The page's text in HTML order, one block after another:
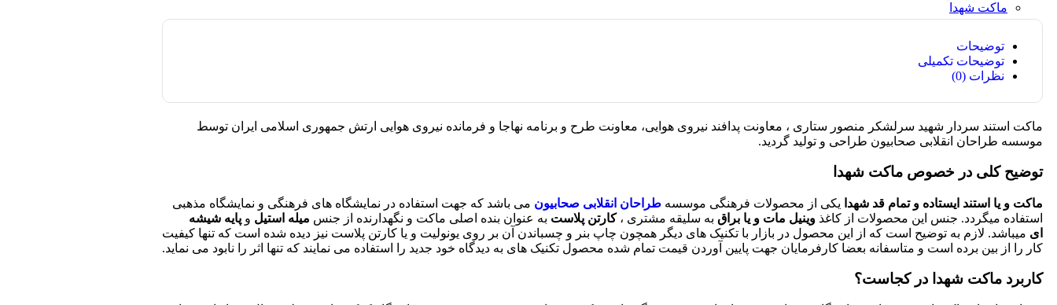
ماکت شهدا
توضیحات
توضیحات تکمیلی
نظرات (0)
ماکت استند سردار شهید سرلشکر منصور ستاری ، معاونت پدافند نیروی هوایی، معاونت طرح و برنامه نهاجا و فرمانده نیروی هوایی ارتش جمهوری اسلامی ایران توسط
موسسه طراحان انقلابی صحابیون طراحی و تولید گردید.
توضیح کلی در خصوص ماکت شهدا
ماکت و یا استند ایستاده و تمام قد شهدا یکی از محصولات فرهنگی موسسه طراحان انقلابی صحابیون می باشد که جهت استفاده در نمایشگاه های فرهنگی و نمایشگاه مذهبی
استفاده میگردد. جنس این محصولات از کاغذ وینیل مات و یا براق به سلیقه مشتری ،کارتن پلاست به عنوان بنده اصلی ماکت و نگهدارنده از جنس میله استیل و پایه شیشه
ای میباشد. لازم به توضیح است که از این محصول در بازار با تکنیک های دیگر همچون چاپ بنر و چسباندن آن بر روی یونولیت و یا کارتن پلاست نیز دیده شده است که تنها کیفیت
کار را از بین برده است و متاسفانه بعضا کارفرمایان جهت پایین آوردن قیمت تمام شده محصول تکنیک های به دیدگاه خود جدید را استفاده می نمایند که تنها اثر را نابود می نماید.
کاربرد ماکت شهدا در کجاست؟